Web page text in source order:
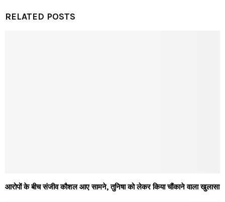
RELATED POSTS
आरोपों के बीच संजीव कौशल आए सामने, तुनिषा को लेकर किया चौंकाने वाला खुलासा